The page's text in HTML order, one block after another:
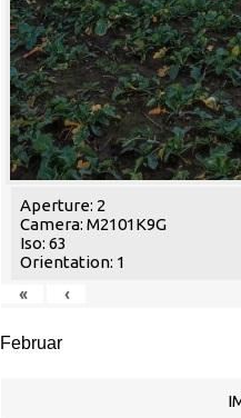
Aperture: 2
Camera: M2101K9G
Iso: 63
Orientation: 1
«
‹
Februar